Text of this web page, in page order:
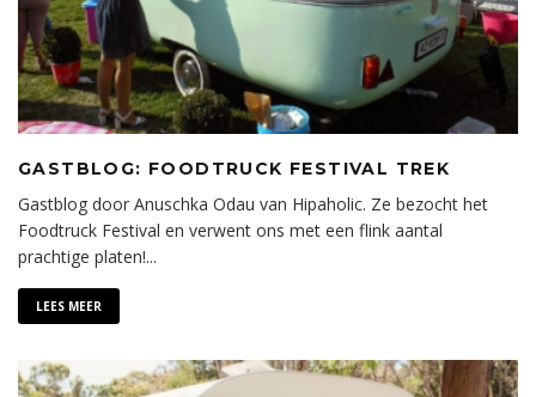
GASTBLOG: FOODTRUCK FESTIVAL TREK
Gastblog door Anuschka Odau van Hipaholic. Ze bezocht het
Foodtruck Festival en verwent ons met een flink aantal
prachtige platen!...
LEES MEER